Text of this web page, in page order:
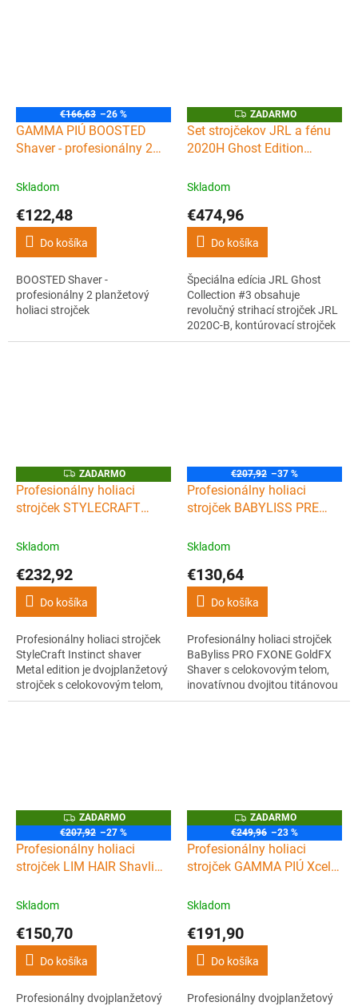
€166,63 –26 %
GAMMA PIÚ BOOSTED
Shaver - profesionálny 2
Skladom
€122,48
Do košíka
BOOSTED Shaver -
profesionálny 2 planžetový
holiaci strojček
Z
A
D
A
ZADARMO
Set strojčekov JRL a fénu
2020H Ghost Edition
Skladom
€474,96
Do košíka
Špeciálna edícia JRL Ghost
Collection #3 obsahuje
revolučný strihací strojček JRL
2020C-B, kontúrovací strojček
JRL 2020T-B, holiaci strojček
Z
A
D
A
ZADARMO
Profesionálny holiaci
strojček STYLECRAFT
edition Black
Skladom
€232,92
Do košíka
Profesionálny holiaci strojček
StyleCraft Instinct shaver
Metal edition je dvojplanžetový
strojček s celokovovým telom,
výkonným vektorovým
€207,92 –37 %
Profesionálny holiaci
strojček BABYLISS PRE
FX79FSGE
Skladom
€130,64
Do košíka
Profesionálny holiaci strojček
BaByliss PRO FXONE GoldFX
Shaver s celokovovým telom,
inovatívnou dvojitou titánovou
planžetou a patentovanou
Z
A
D
A
R
M
ZADARMO
€207,92 –27 %
Profesionálny holiaci
strojček LIM HAIR Shavlim
Skladom
€150,70
Do košíka
Profesionálny dvojplanžetový
Z
A
D
A
R
M
ZADARMO
€249,96 –23 %
Profesionálny holiaci
strojček GAMMA PIÚ Xcell
Skladom
€191,90
Do košíka
Profesionálny dvojplanžetový